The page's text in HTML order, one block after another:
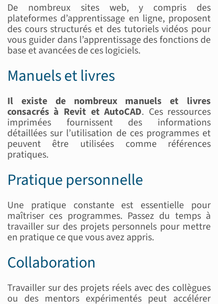
De nombreux sites web, y compris des
plateformes d’apprentissage en ligne, proposent
des cours structurés et des tutoriels vidéos pour
vous guider dans l’apprentissage des fonctions de
base et avancées de ces logiciels.
Manuels et livres
Il existe de nombreux manuels et livres
consacrés à Revit et AutoCAD. Ces ressources
imprimées fournissent des informations
détaillées sur l’utilisation de ces programmes et
peuvent être utilisées comme références
pratiques.
Pratique personnelle
Une pratique constante est essentielle pour
maîtriser ces programmes. Passez du temps à
travailler sur des projets personnels pour mettre
en pratique ce que vous avez appris.
Collaboration
Travailler sur des projets réels avec des collègues
ou des mentors expérimentés peut accélérer